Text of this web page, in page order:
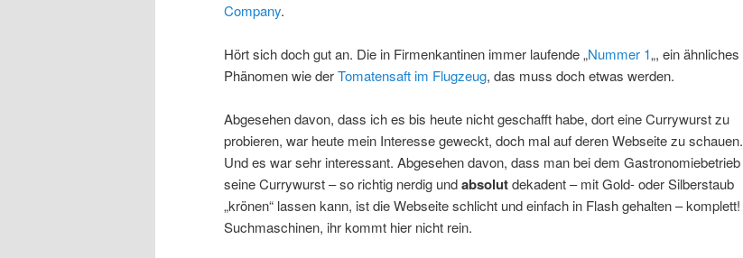
Company.
Hört sich doch gut an. Die in Firmenkantinen immer laufende „Nummer 1„, ein ähnliches
Phänomen wie derTomatensaft im Flugzeug, das muss doch etwas werden.
Abgesehen davon, dass ich es bis heute nicht geschafft habe, dort eine Currywurst zu
probieren, war heute mein Interesse geweckt, doch mal auf deren Webseite zu schauen.
Und es war sehr interessant. Abgesehen davon, dass man bei dem Gastronomiebetrieb
seine Currywurst – so richtig nerdig undabsolutdekadent – mit Gold- oder Silberstaub
„krönen“ lassen kann, ist die Webseite schlicht und einfach in Flash gehalten – komplett!
Suchmaschinen, ihr kommt hier nicht rein.